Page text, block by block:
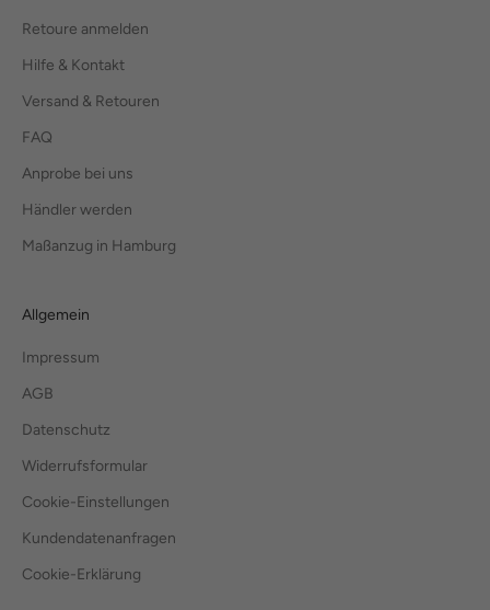
Retoure anmelden
Hilfe & Kontakt
Versand & Retouren
FAQ
Anprobe bei uns
Händler werden
Maßanzug in Hamburg
Allgemein
Impressum
AGB
Datenschutz
Widerrufsformular
Cookie-Einstellungen
Kundendatenanfragen
Cookie-Erklärung